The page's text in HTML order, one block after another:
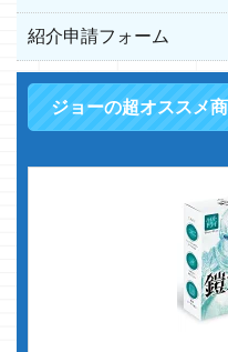
紹介申請フォーム
ジョーの超オススメ